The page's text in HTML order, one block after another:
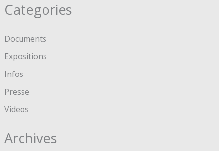
Categories
Documents
Expositions
Infos
Presse
Videos
Archives